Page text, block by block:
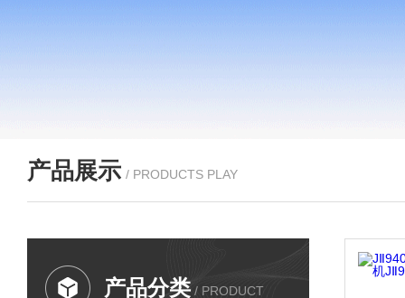
产品展示 / PRODUCTS PLAY
产品分类 / PRODUCT